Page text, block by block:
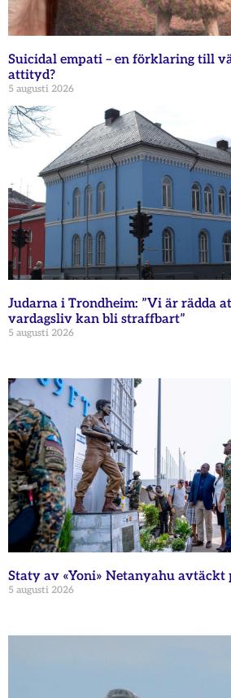
Suicidal empati – en förklaring till
attityd?
5 augusti 2026
Judarna i Trondheim: ”Vi är rädda
vardagsliv kan bli straffbart”
5 augusti 2026
Staty av «Yoni» Netanyahu avtäckt
5 augusti 2026